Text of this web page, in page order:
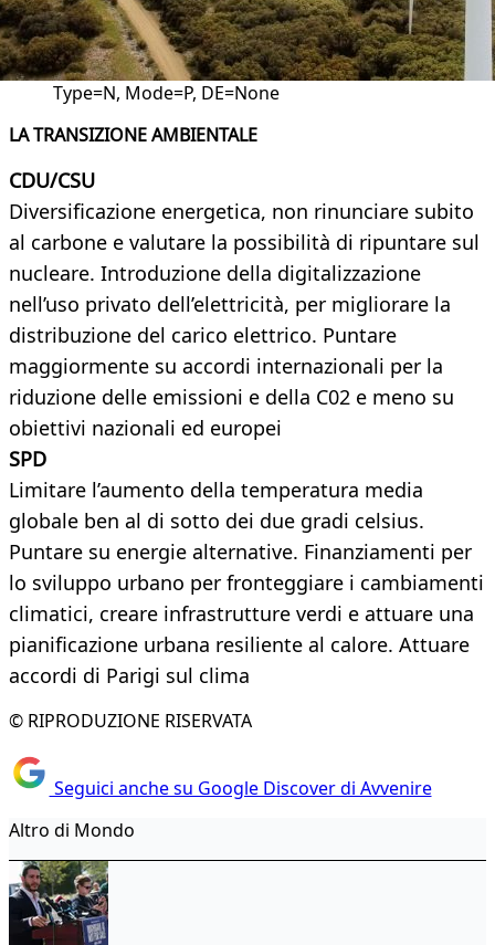
Type=N, Mode=P, DE=None
LA TRANSIZIONE AMBIENTALE
CDU/CSU
Diversificazione energetica, non rinunciare subito
al carbone e valutare la possibilità di ripuntare sul
nucleare. Introduzione della digitalizzazione
nell’uso privato dell’elettricità, per migliorare la
distribuzione del carico elettrico. Puntare
maggiormente su accordi internazionali per la
riduzione delle emissioni e della C02 e meno su
obiettivi nazionali ed europei
SPD
Limitare l’aumento della temperatura media
globale ben al di sotto dei due gradi celsius.
Puntare su energie alternative. Finanziamenti per
lo sviluppo urbano per fronteggiare i cambiamenti
climatici, creare infrastrutture verdi e attuare una
pianificazione urbana resiliente al calore. Attuare
accordi di Parigi sul clima
© RIPRODUZIONE RISERVATA
Seguici anche su Google Discover di Avvenire
Altro di Mondo